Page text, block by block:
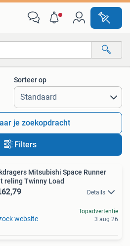
afstanden…
Sorteer op
je zoekopdracht
Filters
Mitsubishi Space Runner
reling Twinny Load
Details
website
Topadvertentie
3 aug 26